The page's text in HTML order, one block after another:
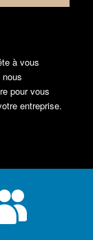
à vous
pour vous
entreprise.